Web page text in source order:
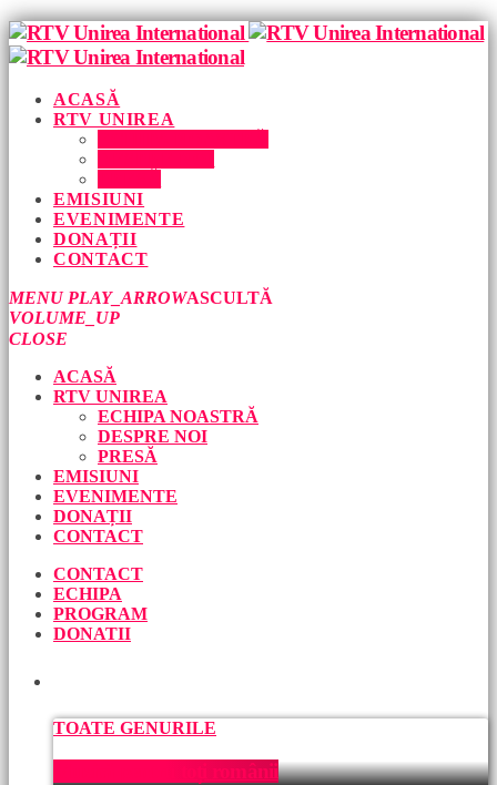
ACASĂ
RTV UNIREA
EMISIUNI
EVENIMENTE
DONAȚII
CONTACT
MENU PLAY_ARROWASCULTĂ
VOLUME_UP
CLOSE
ACASĂ
RTV UNIREA
ECHIPA NOASTRĂ
DESPRE NOI
PRESĂ
EMISIUNI
EVENIMENTE
DONAȚII
CONTACT
CONTACT
ECHIPA
PROGRAM
DONATII
TOATE GENURILE
Muzică pentru toți românii